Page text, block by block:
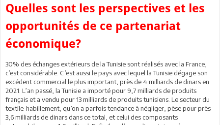
Quelles sont les perspectives et les
opportunités de ce partenariat
économique?
30% des échanges extérieurs de la Tunisie sont réalisés avec la France,
c’est considérable. C’est aussi le pays avec lequel la Tunisie dégage son
excédent commercial le plus important, près de 4 milliards de dinars en
2021. L’an passé, la Tunisie a importé pour 9,7 milliards de produits
français et a vendu pour 13 milliards de produits tunisiens. Le secteur du
textile-habillement, qu’on a parfois tendance à négliger, pèse pour près
3,6 milliards de dinars dans ce total, et celui des composants